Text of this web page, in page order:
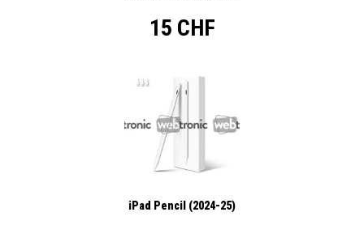
15 CHF
iPad Pencil (2024-25)